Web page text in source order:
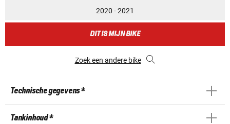
2020 - 2021
DIT IS MIJN BIKE
Zoek een andere bike
Technische gegevens *
Tankinhoud *